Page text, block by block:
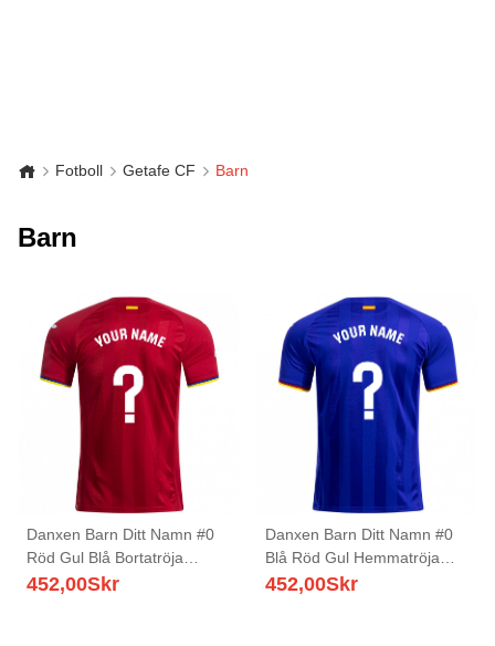
Fotboll Getafe CF Barn
Barn
Danxen Barn Ditt Namn #0
Röd Gul Blå Bortatröja
Matchtröjor 2025/26 Tröjor
452,00Skr
Danxen Barn Ditt Namn #0
Blå Röd Gul Hemmatröja
Matchtröjor 2025/26 Tröjor
452,00Skr